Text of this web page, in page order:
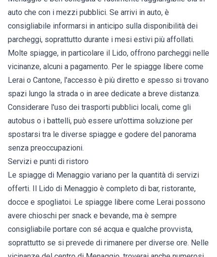
auto che con i mezzi pubblici. Se arrivi in auto, è
consigliabile informarsi in anticipo sulla disponibilità dei
parcheggi, soprattutto durante i mesi estivi più affollati.
Molte spiagge, in particolare il Lido, offrono parcheggi nelle
vicinanze, alcuni a pagamento. Per le spiagge libere come
Lerai o Cantone, l'accesso è più diretto e spesso si trovano
spazi lungo la strada o in aree dedicate a breve distanza.
Considerare l'uso dei trasporti pubblici locali, come gli
autobus o i battelli, può essere un'ottima soluzione per
spostarsi tra le diverse spiagge e godere del panorama
senza preoccupazioni.
Servizi e punti di ristoro
Le spiagge di Menaggio variano per la quantità di servizi
offerti. Il Lido di Menaggio è completo di bar, ristorante,
docce e spogliatoi. Le spiagge libere come Lerai possono
avere chioschi per snack e bevande, ma è sempre
consigliabile portare con sé acqua e qualche provvista,
soprattutto se si prevede di rimanere per diverse ore. Nelle